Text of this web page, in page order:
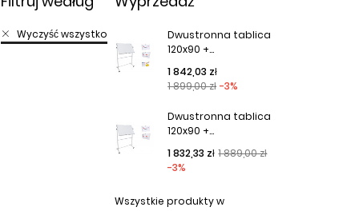
Wyczyść wszystko
Dwustronna tablica
120x90 +...
Cena podstawowa
1 899,00 zł -3%
Cena
1 842,03 zł
Dwustronna tablica
120x90 +...
Cena podstawowa
1 889,00 zł
-3%
Cena
1 832,33 zł
Wszystkie produkty w